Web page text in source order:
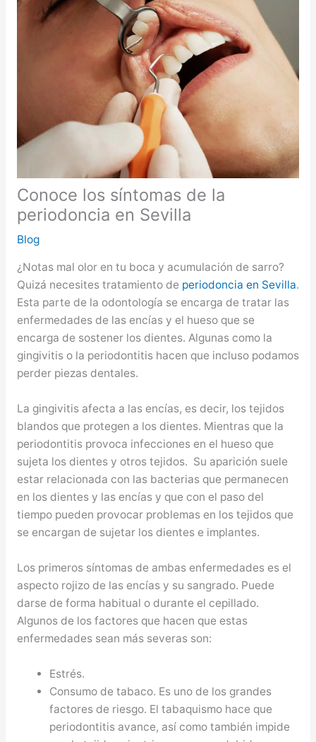
Conoce los síntomas de la
periodoncia en Sevilla
Blog
¿Notas mal olor en tu boca y acumulación de sarro?
Quizá necesites tratamiento de periodoncia en Sevilla.
Esta parte de la odontología se encarga de tratar las
enfermedades de las encías y el hueso que se
encarga de sostener los dientes. Algunas como la
gingivitis o la periodontitis hacen que incluso podamos
perder piezas dentales.
La gingivitis afecta a las encías, es decir, los tejidos
blandos que protegen a los dientes. Mientras que la
periodontitis provoca infecciones en el hueso que
sujeta los dientes y otros tejidos. Su aparición suele
estar relacionada con las bacterias que permanecen
en los dientes y las encías y que con el paso del
tiempo pueden provocar problemas en los tejidos que
se encargan de sujetar los dientes e implantes.
Los primeros síntomas de ambas enfermedades es el
aspecto rojizo de las encías y su sangrado. Puede
darse de forma habitual o durante el cepillado.
Algunos de los factores que hacen que estas
enfermedades sean más severas son:
Estrés.
Consumo de tabaco. Es uno de los grandes
factores de riesgo. El tabaquismo hace que
periodontitis avance, así como también impide